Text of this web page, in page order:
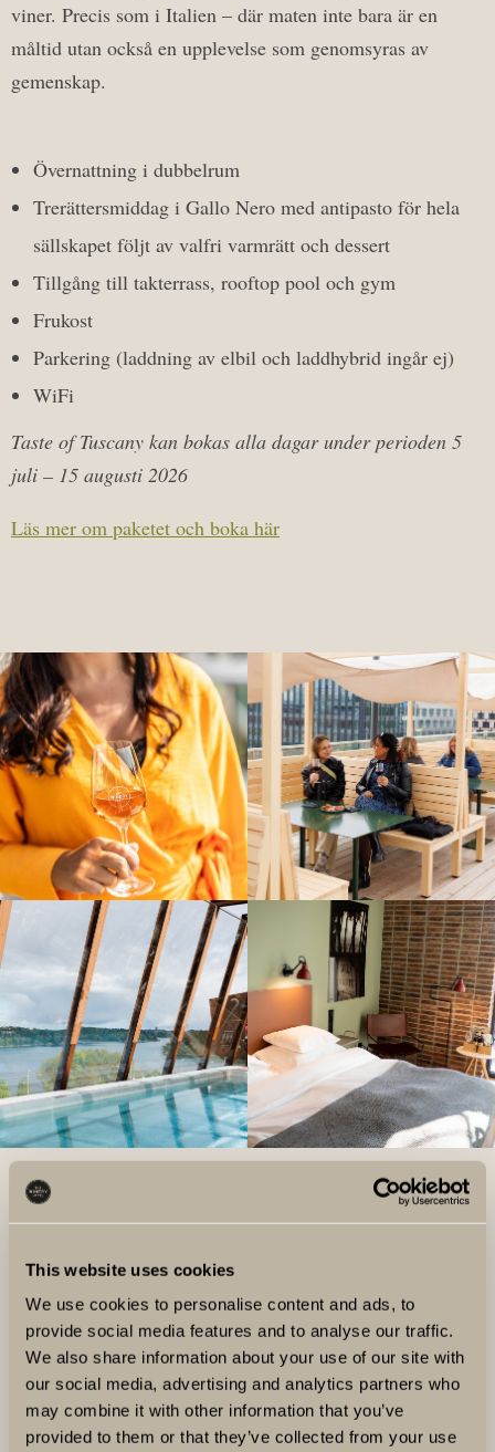
This website uses cookies
We use cookies to personalise content and ads, to
provide social media features and to analyse our traffic.
We also share information about your use of our site with
our social media, advertising and analytics partners who
may combine it with other information that you’ve
provided to them or that they’ve collected from your use
viner. Precis som i Italien – där maten inte bara är en
måltid utan också en upplevelse som genomsyras av
gemenskap.
Övernattning i dubbelrum
Trerättersmiddag i Gallo Nero med antipasto för hela
sällskapet följt av valfri varmrätt och dessert
Tillgång till takterrass, rooftop pool och gym
Frukost
Parkering (laddning av elbil och laddhybrid ingår ej)
WiFi
Taste of Tuscany kan bokas alla dagar under perioden 5
juli – 15 augusti 2026
Läs mer om paketet och boka här
LÄS MER